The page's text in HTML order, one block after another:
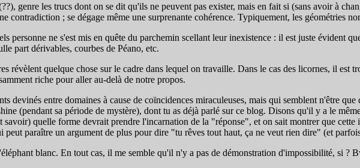
genre les trucs dont on se dit qu'ils ne peuvent pas exister, mais en fait si (sans avoir à
contradiction ; se dégage même une surprenante cohérence. Typiquement, les géométries
personne ne s'est mis en quête du parchemin scellant leur inexistence : il est juste évident
part dérivables, courbes de Péano, etc.
révèlent quelque chose sur le cadre dans lequel on travaille. Dans le cas des licornes, il est
riche pour aller au-delà de notre propos.
devinés entre domaines à cause de coïncidences miraculeuses, mais qui semblent n'être
(pendant sa période de mystère), dont tu as déjà parlé sur ce blog. Disons qu'il y a le
quelle forme devrait prendre l'incarnation de la "réponse", et on sait montrer que
peut paraître un argument de plus pour dire "tu rêves tout haut, ça ne veut rien dire" (et
blanc. En tout cas, il me semble qu'il n'y a pas de démonstration d'impossibilité, si ?